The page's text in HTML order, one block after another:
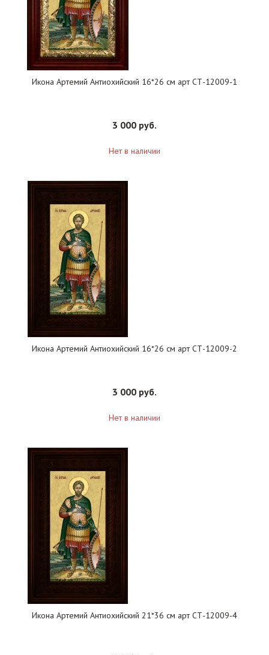
Икона Артемий Антиохийский 16*26 см арт СТ-12009-1
3 000 руб.
Нет в наличии
Икона Артемий Антиохийский 16*26 см арт СТ-12009-2
3 000 руб.
Нет в наличии
Икона Артемий Антиохийский 21*36 см арт СТ-12009-4